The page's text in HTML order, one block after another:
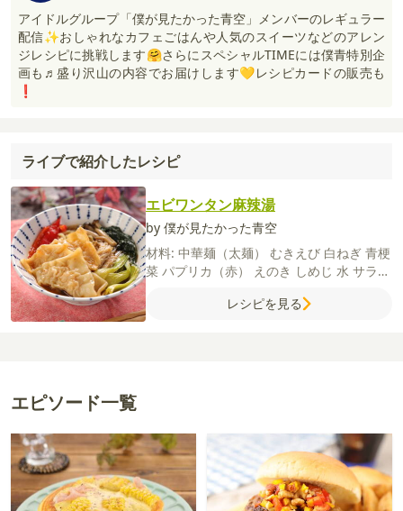
アイドルグループ「僕が見たかった青空」メンバーのレギュラー
配信✨おしゃれなカフェごはんや人気のスイーツなどのアレン
ジレシピに挑戦します🤗さらにスペシャルTIMEには僕青特別企
画も♬盛り沢山の内容でお届けします💛レシピカードの販売も
❗️
ライブで紹介したレシピ
エビワンタン麻辣湯
by 僕が見たかった青空
材料: 中華麺（太麺） むきえび 白ねぎ 青梗
菜 パプリカ（赤） えのき しめじ 水 サラダ
（すりおろし）花椒（つぶす）
レシピを見る
エピソード一覧